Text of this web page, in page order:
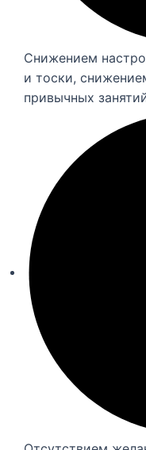
Снижением
и тоски,
привычных